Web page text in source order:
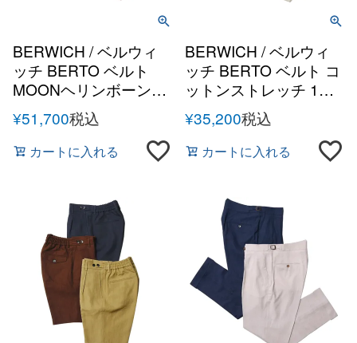
BERWICH / ベルウィ
ッチ BERTO ベルト
MOONヘリンボーンラ
ムズウール 1プリーツ
サイドアジャスターバ
ックシャーリングテー
パードパンツ
¥51,700税込
カートに入れる
BERWICH / ベルウィ
ッチ BERTO ベルト コ
ットンストレッチ 1プ
リーツサイドアジャス
ターバックシャーリン
グテーパードパンツ
¥35,200税込
カートに入れる